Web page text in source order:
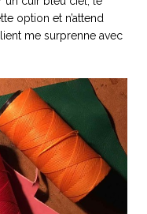
option et n’attend
me surprenne avec